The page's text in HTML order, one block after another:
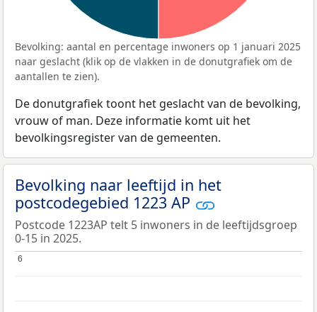
Bevolking: aantal en percentage inwoners op 1 januari 2025
naar geslacht (klik op de vlakken in de donutgrafiek om de
aantallen te zien).
De donutgrafiek toont het geslacht van de bevolking,
vrouw of man. Deze informatie komt uit het
bevolkingsregister van de gemeenten.
Bevolking naar leeftijd in het
postcodegebied 1223 AP
Postcode 1223AP telt 5 inwoners in de leeftijdsgroep
0-15 in 2025.
6
6